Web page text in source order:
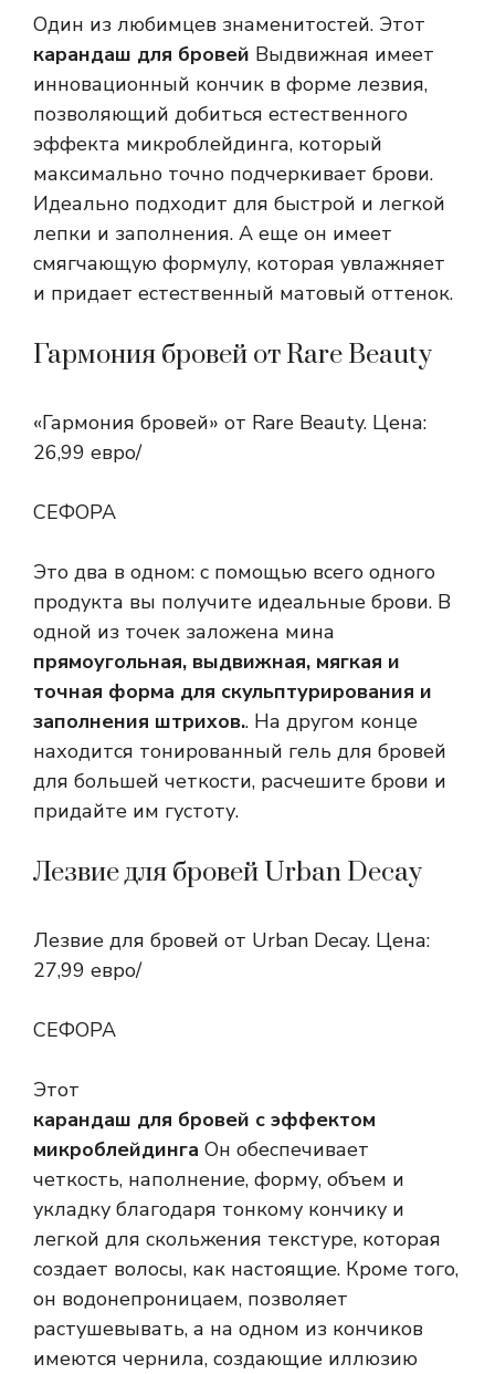
Один из любимцев знаменитостей. Этот
карандаш для бровей Выдвижная имеет
инновационный кончик в форме лезвия,
позволяющий добиться естественного
эффекта микроблейдинга, который
максимально точно подчеркивает брови.
Идеально подходит для быстрой и легкой
лепки и заполнения. А еще он имеет
смягчающую формулу, которая увлажняет
и придает естественный матовый оттенок.
Гармония бровей от Rare Beauty
«Гармония бровей» от Rare Beauty. Цена:
26,99 евро/
СЕФОРА
Это два в одном: с помощью всего одного
продукта вы получите идеальные брови. В
одной из точек заложена мина
прямоугольная, выдвижная, мягкая и
точная форма для скульптурирования и
заполнения штрихов.. На другом конце
находится тонированный гель для бровей
для большей четкости, расчешите брови и
придайте им густоту.
Лезвие для бровей Urban Decay
Лезвие для бровей от Urban Decay. Цена:
27,99 евро/
СЕФОРА
Этот
карандаш для бровей с эффектом
микроблейдинга Он обеспечивает
четкость, наполнение, форму, объем и
укладку благодаря тонкому кончику и
легкой для скольжения текстуре, которая
создает волосы, как настоящие. Кроме того,
он водонепроницаем, позволяет
растушевывать, а на одном из кончиков
имеются чернила, создающие иллюзию